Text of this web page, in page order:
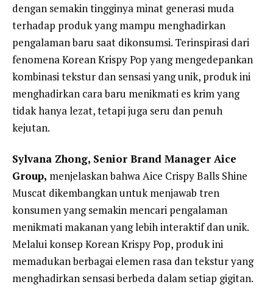
dengan semakin tingginya minat generasi muda
terhadap produk yang mampu menghadirkan
pengalaman baru saat dikonsumsi. Terinspirasi dari
fenomena Korean Krispy Pop yang mengedepankan
kombinasi tekstur dan sensasi yang unik, produk ini
menghadirkan cara baru menikmati es krim yang
tidak hanya lezat, tetapi juga seru dan penuh
kejutan.
Sylvana Zhong, Senior Brand Manager Aice
Group, menjelaskan bahwa Aice Crispy Balls Shine
Muscat dikembangkan untuk menjawab tren
konsumen yang semakin mencari pengalaman
menikmati makanan yang lebih interaktif dan unik.
Melalui konsep Korean Krispy Pop, produk ini
memadukan berbagai elemen rasa dan tekstur yang
menghadirkan sensasi berbeda dalam setiap gigitan.